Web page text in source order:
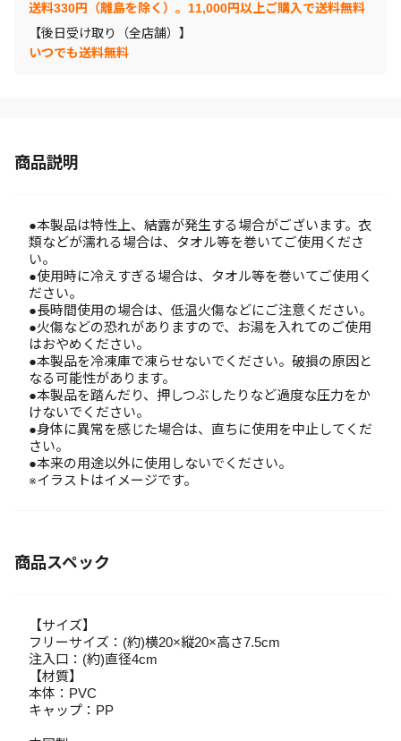
送料330円（離島を除く）。11,000円以上ご購入で送料無料
【後日受け取り（全店舗）】
いつでも送料無料
商品説明
●本製品は特性上、結露が発生する場合がございます。衣
類などが濡れる場合は、タオル等を巻いてご使用くださ
い。
●使用時に冷えすぎる場合は、タオル等を巻いてご使用く
ださい。
●長時間使用の場合は、低温火傷などにご注意ください。
●火傷などの恐れがありますので、お湯を入れてのご使用
はおやめください。
●本製品を冷凍庫で凍らせないでください。破損の原因と
なる可能性があります。
●本製品を踏んだり、押しつぶしたりなど過度な圧力をか
けないでください。
●身体に異常を感じた場合は、直ちに使用を中止してくだ
さい。
●本来の用途以外に使用しないでください。
※イラストはイメージです。
商品スペック
【サイズ】
フリーサイズ：(約)横20×縦20×高さ7.5cm
注入口：(約)直径4cm
【材質】
本体：PVC
キャップ：PP